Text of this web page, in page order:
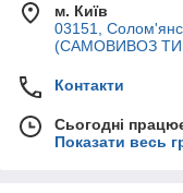
м. Київ
03151,
(САМОВИВОЗ
Контакти
Сьогодні
Показати весь